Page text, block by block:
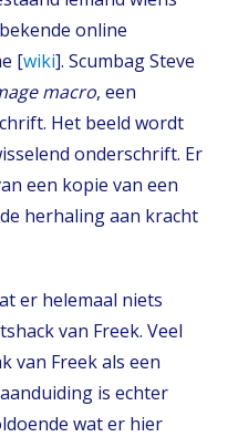
online
[wiki]. Scumbag Steve
macro, een
Het beeld wordt
onderschrift. Er
een kopie van een
herhaling aan kracht
er helemaal niets
van Freek. Veel
van Freek als een
is echter
wat er hier